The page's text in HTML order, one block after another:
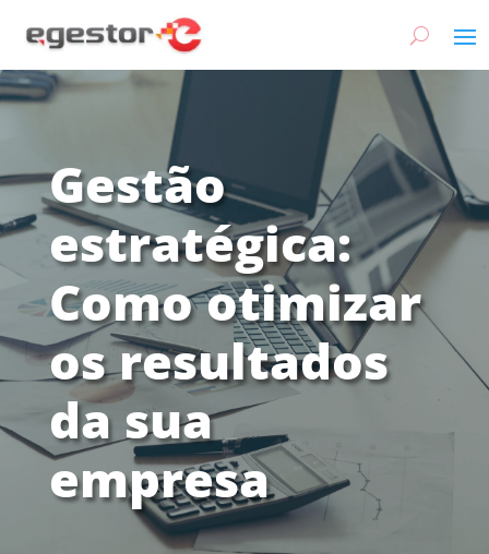
Gestão
estratégica:
Como otimizar
os resultados
da sua
empresa